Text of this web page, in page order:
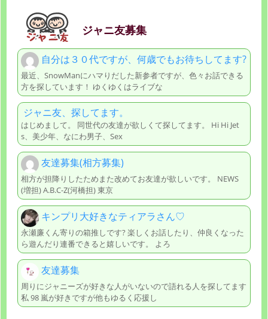
ジャニ友募集
自分は３０代ですが、何歳でもお待ちしてます?
最近、SnowManにハマりだした新参者ですが、色々お話できる
方を探しています！ ゆくゆくはライブな
ジャニ友、探してます。
はじめまして。 同世代の友達が欲しくて探してます。 Hi Hi Jet
s、美少年、なにわ男子、Sex
友達募集(相方募集)
相方が担降りしたためまた改めてお友達が欲しいです。 NEWS
(増担) A.B.C-Z(河橋担) 東京
キンプリ大好きなティアラさん♡
永瀬廉くん寄りの箱推しです? 楽しくお話したり、仲良くなった
ら遊んだり連番できると嬉しいです。 よろ
友達募集
周りにジャニーズが好きな人がいないので語れる人を探してます
私 98 嵐が好きですが他もゆるく応援し